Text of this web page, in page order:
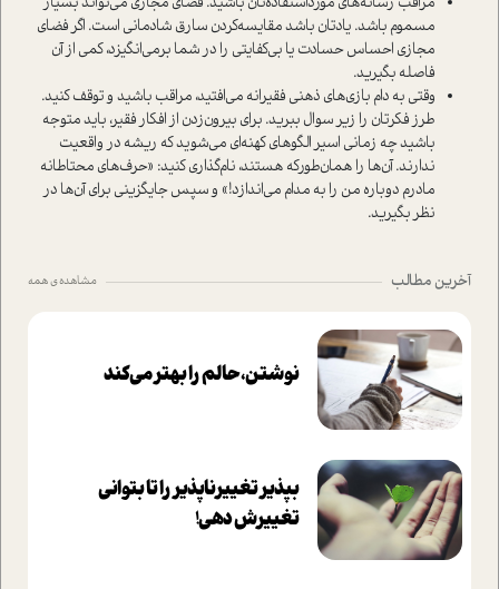
مسموم باشد. یادتان باشد مقایسه‌کردن سارق شادمانی است. اگر فضای
مجازی احساس حسادت یا بی‌کفایتی را در شما برمی‌انگیزد، کمی از آن
فاصله بگیرید.
وقتی به دام بازی‌های ذهنی فقیرانه می‌افتید، مراقب باشید و توقف کنید.
طرز فکرتان را زیر سوال ببرید. برای بیرون‌زدن از افکار فقیر، باید متوجه
باشید چه زمانی اسیر الگوهای کهنه‌ای می‌شوید که ریشه در واقعیت
ندارند. آن‌ها را همان‌طور‌که هستند، نام‌گذاری کنید: «حرف‌های محتاطانه
مادرم دوباره من را به مدام می‌ا‌ندازد!» و سپس جایگزینی برای آن‌ها در
نظر بگیرید.
آخرین مطالب مشاهده ی همه
نوشتن، حالم را بهتر می‌کند
بپذير تغييرناپذير را تا بتواني
تغييرش دهي!‏